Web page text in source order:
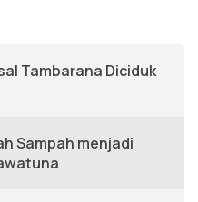
Tambarana Diciduk
Sampah menjadi